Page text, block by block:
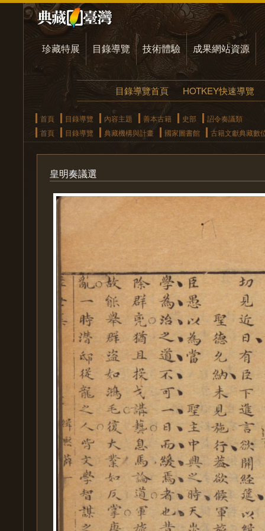
珍藏特展 目錄導覽 技術體驗 成果網站資源
目錄導覽首頁 HOTKEY快速導覽
首頁 目錄導覽 內容主題 善本古籍 史部
詔令奏議類
首頁
目錄導覽 典藏機構與計畫 國家圖書館 古籍文獻典藏數
皇明奏議選